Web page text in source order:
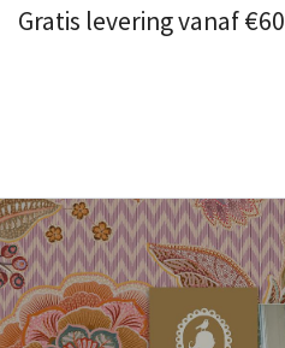
Gratis levering vanaf €60